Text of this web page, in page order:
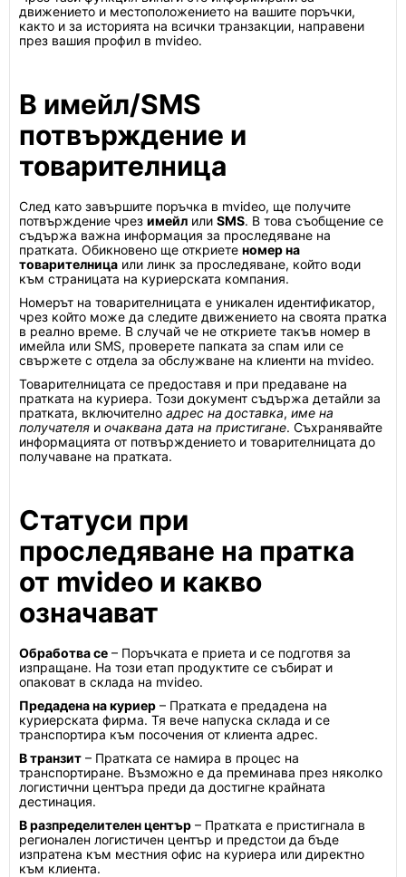
движението и местоположението на вашите поръчки,
както и за историята на всички транзакции, направени
през вашия профил в mvideo.
В имейл/SMS
потвърждение и
товарителница
След като завършите поръчка в mvideo, ще получите
потвърждение чрез имейл или SMS. В това съобщение се
съдържа важна информация за проследяване на
пратката. Обикновено ще откриете номер на
товарителница или линк за проследяване, който води
към страницата на куриерската компания.
Номерът на товарителницата е уникален идентификатор,
чрез който може да следите движението на своята пратка
в реално време. В случай че не откриете такъв номер в
имейла или SMS, проверете папката за спам или се
свържете с отдела за обслужване на клиенти на mvideo.
Товарителницата се предоставя и при предаване на
пратката на куриера. Този документ съдържа детайли за
пратката, включително адрес на доставка, име на
получателя и очаквана дата на пристигане. Съхранявайте
информацията от потвърждението и товарителницата до
получаване на пратката.
Статуси при
проследяване на пратка
от mvideo и какво
означават
Обработва се – Поръчката е приета и се подготвя за
изпращане. На този етап продуктите се събират и
опаковат в склада на mvideo.
Предадена на куриер – Пратката е предадена на
куриерската фирма. Тя вече напуска склада и се
транспортира към посочения от клиента адрес.
В транзит – Пратката се намира в процес на
транспортиране. Възможно е да преминава през няколко
логистични центъра преди да достигне крайната
дестинация.
В разпределителен център – Пратката е пристигнала в
регионален логистичен център и предстои да бъде
изпратена към местния офис на куриера или директно
към клиента.